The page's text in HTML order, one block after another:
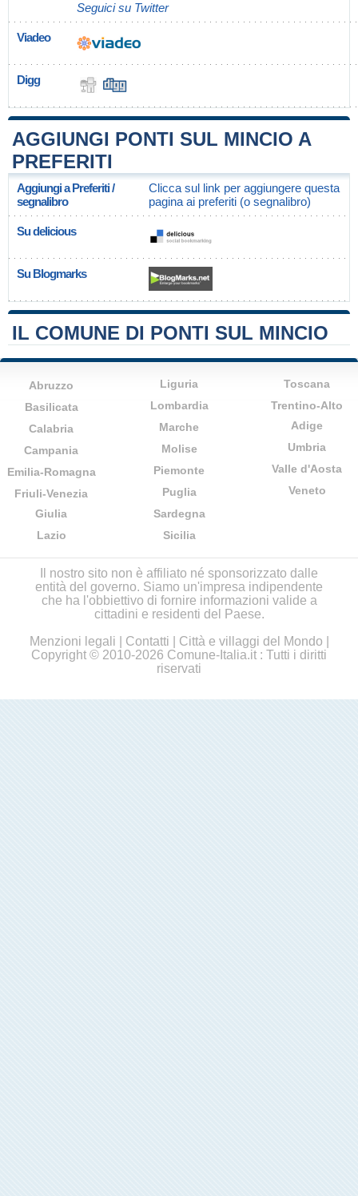
Seguici su Twitter
Viadeo
Digg
AGGIUNGI PONTI SUL MINCIO A
PREFERITI
Aggiungi a Preferiti /
segnalibro
Clicca sul link per aggiungere questa
pagina ai preferiti (o segnalibro)
Su delicious
Su Blogmarks
IL COMUNE DI PONTI SUL MINCIO
Abruzzo
Basilicata
Calabria
Campania
Emilia-Romagna
Friuli-Venezia
Giulia
Lazio
Liguria
Lombardia
Marche
Molise
Piemonte
Puglia
Sardegna
Sicilia
Toscana
Trentino-Alto
Adige
Umbria
Valle d'Aosta
Veneto
Il nostro sito non è affiliato né sponsorizzato dalle
entità del governo. Siamo un'impresa indipendente
che ha l'obbiettivo di fornire informazioni valide a
cittadini e residenti del Paese.
Menzioni legali
Contatti Città e villaggi del Mondo
Copyright © 2010-2026 Comune-Italia.it : Tutti i diritti
riservati